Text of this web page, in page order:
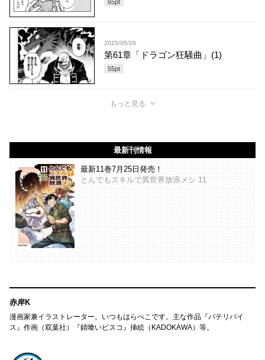
65pt
2025/05/26
第61章「ドラゴン狂騒曲」(1)
55pt
もっと見る
最新刊情報
最新11巻7月25日発売！
とんでもスキルで異世界放浪メシ 11
赤岸K
漫画家兼イラストレーター。いつもはらぺこです。主な作品『バテリバイ
ス』作画（双葉社）『錆喰いビスコ』挿絵（KADOKAWA）等。